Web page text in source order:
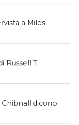
a Miles
Russell T
Chibnall dicono